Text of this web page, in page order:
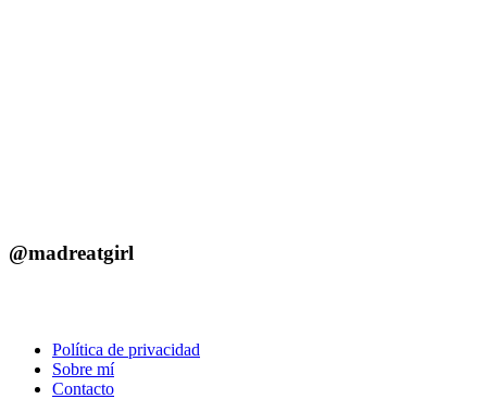
@madreatgirl
Política de privacidad
Sobre mí
Contacto